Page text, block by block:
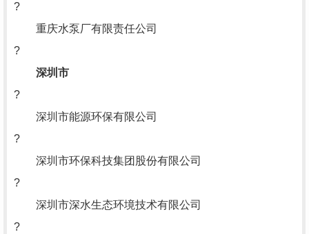
?
重庆水泵厂有限责任公司
?
深圳市
?
深圳市能源环保有限公司
?
深圳市环保科技集团股份有限公司
?
深圳市深水生态环境技术有限公司
?